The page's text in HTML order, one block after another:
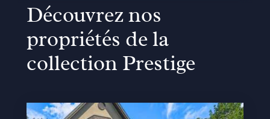
Découvrez nos
propriétés de la
collection Prestige